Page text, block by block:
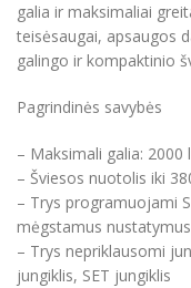
galia ir maksimaliai
teisėsaugai, apsaugos
galingo ir kompaktinio
Pagrindinės savybės
– Maksimali galia: 2000
– Šviesos nuotolis iki
– Trys programuojami
mėgstamus nustatymus
– Trys nepriklausomi
jungiklis, SET jungiklis